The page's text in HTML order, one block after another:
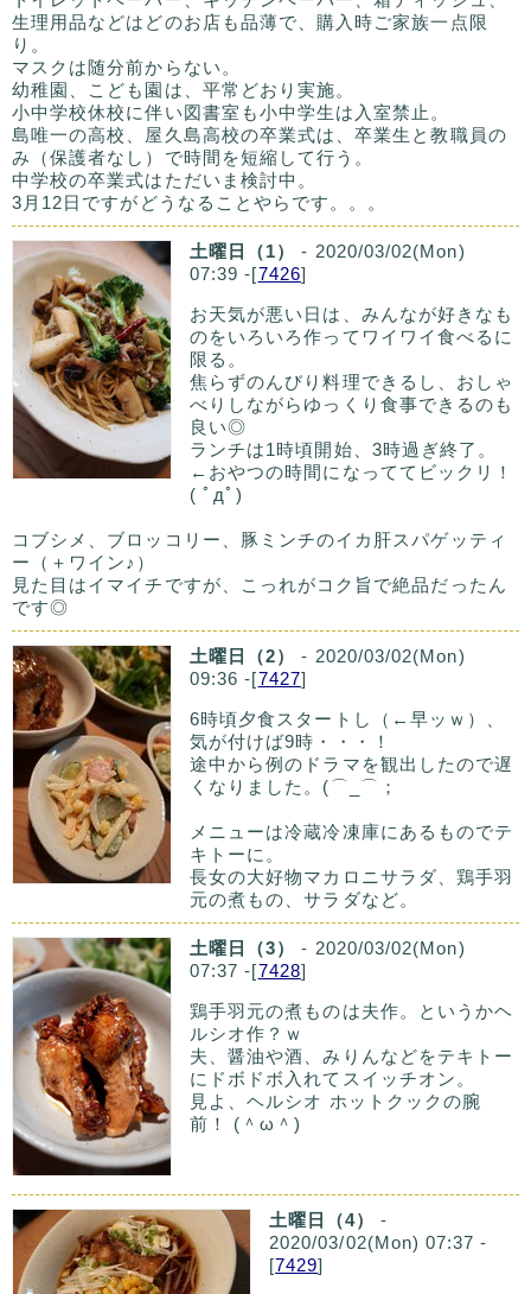
生理用品などはどのお店も品薄で、購入時ご家族一点限
り。
マスクは随分前からない。
幼稚園、こども園は、平常どおり実施。
小中学校休校に伴い図書室も小中学生は入室禁止。
島唯一の高校、屋久島高校の卒業式は、卒業生と教職員の
み（保護者なし）で時間を短縮して行う。
中学校の卒業式はただいま検討中。
3月12日ですがどうなることやらです。。。
土曜日（1）
- 2020/03/02(Mon)
07:39 -[7426]
お天気が悪い日は、みんなが好きなも
のをいろいろ作ってワイワイ食べるに
限る。
焦らずのんびり料理できるし、おしゃ
べりしながらゆっくり食事できるのも
良い◎
ランチは1時頃開始、3時過ぎ終了。
←おやつの時間になっててビックリ！
( ﾟдﾟ)
コブシメ、ブロッコリー、豚ミンチのイカ肝スパゲッティ
ー（＋ワイン♪）
見た目はイマイチですが、こっれがコク旨で絶品だったん
です◎
土曜日（2）
- 2020/03/02(Mon)
09:36 -[7427]
6時頃夕食スタートし（←早ッｗ）、
気が付けば9時・・・！
途中から例のドラマを観出したので遅
くなりました。(⌒_⌒；
メニューは冷蔵冷凍庫にあるものでテ
キトーに。
長女の大好物マカロニサラダ、鶏手羽
元の煮もの、サラダなど。
土曜日（3）
- 2020/03/02(Mon)
07:37 -[7428]
鶏手羽元の煮ものは夫作。というかヘ
ルシオ作？ｗ
夫、醤油や酒、みりんなどをテキトー
にドボドボ入れてスイッチオン。
見よ、ヘルシオ ホットクックの腕
前！ (＾ω＾)
土曜日（4）
-
2020/03/02(Mon) 07:37 -
[7429]